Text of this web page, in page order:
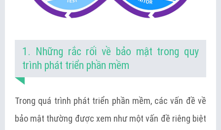
1. Những rắc rối về bảo mật trong quy
trình phát triển phần mềm
Trong quá trình phát triển phần mềm, các vấn đề về
bảo mật thường được xem như một vấn đề riêng biệt